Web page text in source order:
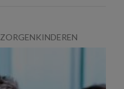
ZORGENKINDEREN